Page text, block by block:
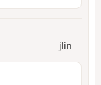
jlin